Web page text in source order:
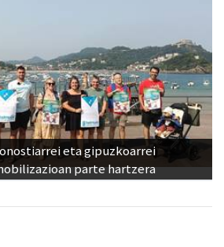
eta gipuzkoarrei
parte hartzera